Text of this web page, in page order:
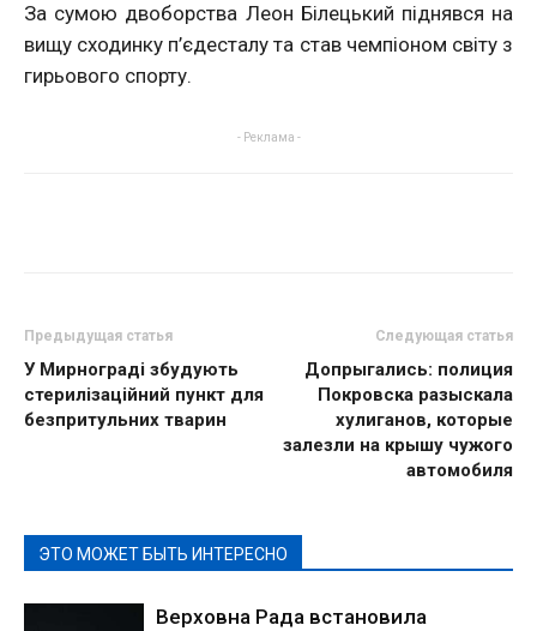
За сумою двоборства Леон Білецький піднявся на
вищу сходинку п’єдесталу та став чемпіоном світу з
гирьового спорту.
- Реклама -
Предыдущая статья
У Мирнограді збудують
стерилізаційний пункт для
безпритульних тварин
Следующая статья
Допрыгались: полиция
Покровска разыскала
хулиганов, которые
залезли на крышу чужого
автомобиля
ЭТО МОЖЕТ БЫТЬ ИНТЕРЕСНО
Верховна Рада встановила